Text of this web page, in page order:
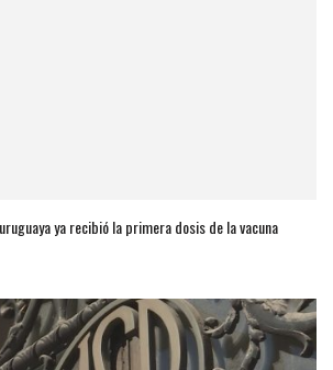
ya recibió la primera dosis de la vacuna